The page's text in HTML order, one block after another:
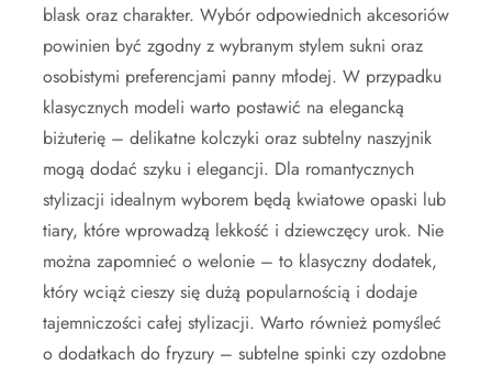
blask oraz charakter. Wybór odpowiednich akcesoriów
powinien być zgodny z wybranym stylem sukni oraz
osobistymi preferencjami panny młodej. W przypadku
klasycznych modeli warto postawić na elegancką
biżuterię – delikatne kolczyki oraz subtelny naszyjnik
mogą dodać szyku i elegancji. Dla romantycznych
stylizacji idealnym wyborem będą kwiatowe opaski lub
tiary, które wprowadzą lekkość i dziewczęcy urok. Nie
można zapomnieć o welonie – to klasyczny dodatek,
który wciąż cieszy się dużą popularnością i dodaje
tajemniczości całej stylizacji. Warto również pomyśleć
o dodatkach do fryzury – subtelne spinki czy ozdobne